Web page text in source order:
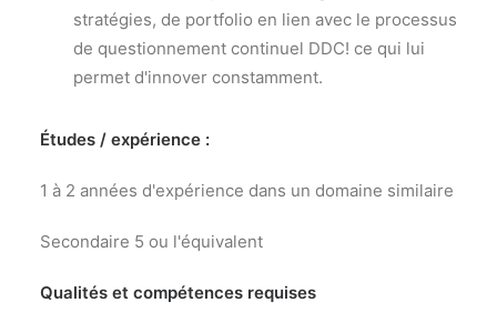
stratégies, de portfolio en lien avec le processus
de questionnement continuel DDC! ce qui lui
permet d'innover constamment.
Études / expérience :
1 à 2 années d'expérience dans un domaine similaire
Secondaire 5 ou l'équivalent
Qualités et compétences requises